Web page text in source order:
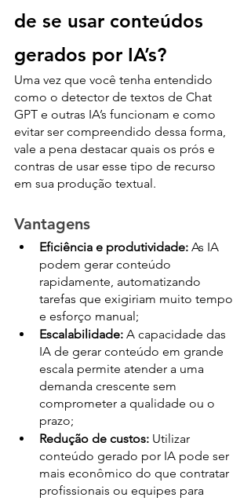
de se usar conteúdos
gerados por IA’s?
Uma vez que você tenha entendido
como o detector de textos de Chat
GPT e outras IA’s funcionam e como
evitar ser compreendido dessa forma,
vale a pena destacar quais os prós e
contras de usar esse tipo de recurso
em sua produção textual.
Vantagens
Eficiência e produtividade: As IA
podem gerar conteúdo
rapidamente, automatizando
tarefas que exigiriam muito tempo
e esforço manual;
Escalabilidade: A capacidade das
IA de gerar conteúdo em grande
escala permite atender a uma
demanda crescente sem
comprometer a qualidade ou o
prazo;
Redução de custos: Utilizar
conteúdo gerado por IA pode ser
mais econômico do que contratar
profissionais ou equipes para